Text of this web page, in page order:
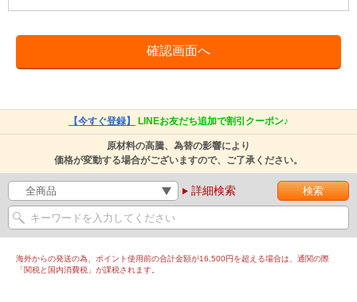
【今すぐ登録】 LINEお友だち追加で割引クーポン♪
原材料の高騰、為替の影響により
価格が変動する場合がございますので、ご了承ください。
詳細検索
海外からの発送の為、ポイント使用前の合計金額が16,500円を超える場合は、通関の際
「関税と国内消費税」が課税されます。